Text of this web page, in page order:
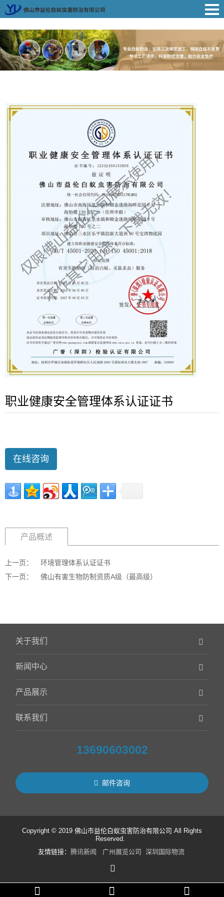
职业健康安全管理体系认证证书
在线咨询
产品概述
上一页：
环境管理体系认证证书
下一页：
佛山有害生物防制资质A级（最高级）
关于我们
新闻中心
产品展示
联系我们
13690603002
邮件咨询
Copyright © 2019 佛山市益伦白蚁虫害防治有限公司 All Rights
Reserved.
友情链接： 腾讯新闻 广州展览公司 深圳国际物流